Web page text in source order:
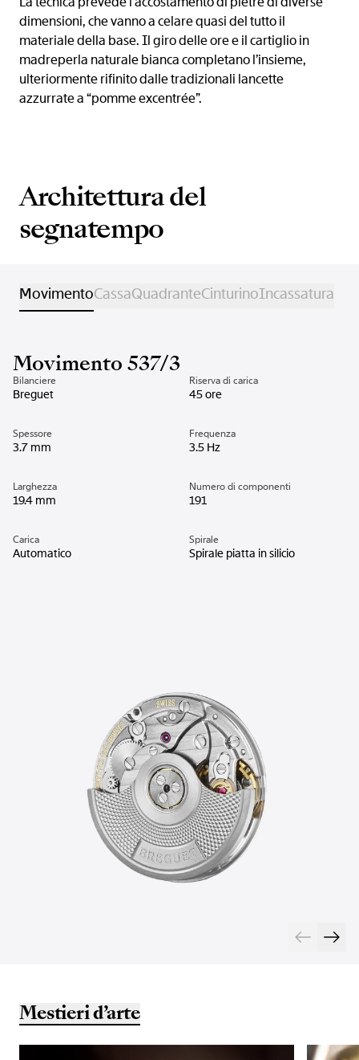
dimensioni, che vanno a celare quasi del tutto il
materiale della base. Il giro delle ore e il cartiglio in
madreperla naturale bianca completano l’insieme,
ulteriormente rifinito dalle tradizionali lancette
azzurrate a “pomme excentrée”.
Architettura del
segnatempo
MovimentoCassaQuadranteCinturinoIncassatura
Movimento 537/3
Bilanciere
Breguet
Riserva di carica
45 ore
Spessore
3.7 mm
Frequenza
3.5 Hz
Larghezza
19.4 mm
Numero di componenti
191
Carica
Automatico
Spirale
Spirale piatta in silicio
Mestieri d’arte